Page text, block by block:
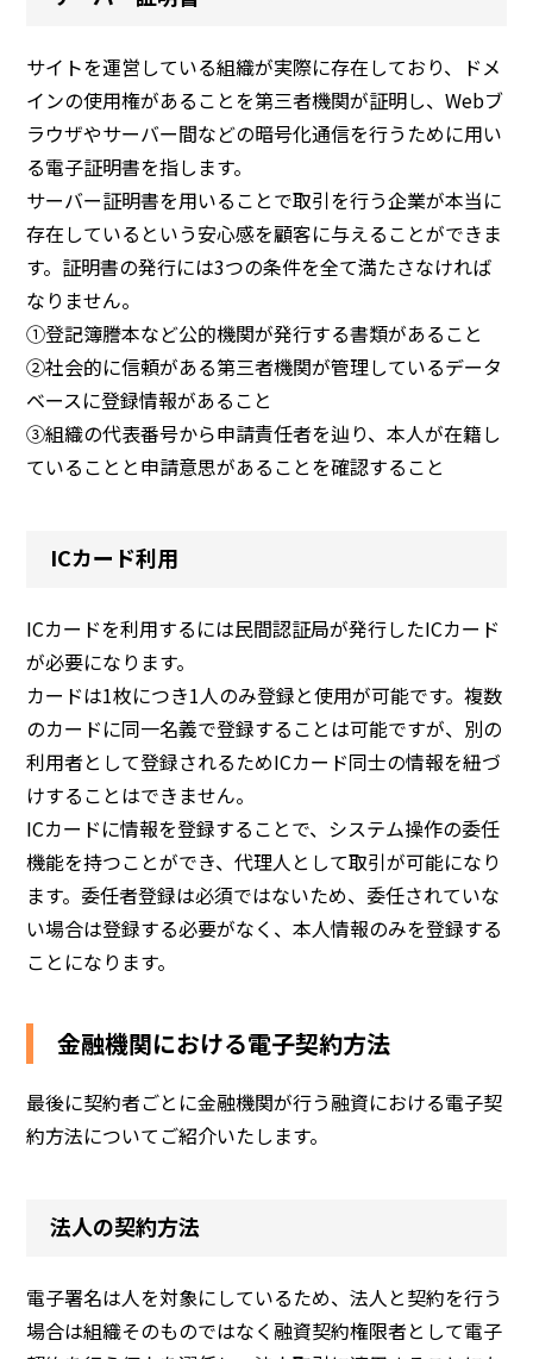
サイトを運営している組織が実際に存在しており、ドメ
インの使用権があることを第三者機関が証明し、Webブ
ラウザやサーバー間などの暗号化通信を行うために用い
る電子証明書を指します。
サーバー証明書を用いることで取引を行う企業が本当に
存在しているという安心感を顧客に与えることができま
す。証明書の発行には3つの条件を全て満たさなければ
なりません。
①登記簿謄本など公的機関が発行する書類があること
②社会的に信頼がある第三者機関が管理しているデータ
ベースに登録情報があること
③組織の代表番号から申請責任者を辿り、本人が在籍し
ていることと申請意思があることを確認すること
ICカード利用
ICカードを利用するには民間認証局が発行したICカード
が必要になります。
カードは1枚につき1人のみ登録と使用が可能です。複数
のカードに同一名義で登録することは可能ですが、別の
利用者として登録されるためICカード同士の情報を紐づ
けすることはできません。
ICカードに情報を登録することで、システム操作の委任
機能を持つことができ、代理人として取引が可能になり
ます。委任者登録は必須ではないため、委任されていな
い場合は登録する必要がなく、本人情報のみを登録する
ことになります。
金融機関における電子契約方法
最後に契約者ごとに金融機関が行う融資における電子契
約方法についてご紹介いたします。
法人の契約方法
電子署名は人を対象にしているため、法人と契約を行う
場合は組織そのものではなく融資契約権限者として電子